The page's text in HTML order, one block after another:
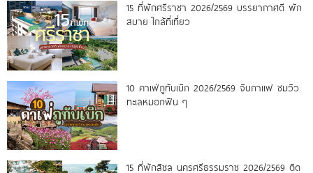
15 ที่พักศรีราชา 2026/2569 บรรยากาศดี พัก
สบาย ใกล้ที่เที่ยว
10 คาเฟ่ภูทับเบิก 2026/2569 จิบกาแฟ ชมวิว
ทะเลหมอกฟิน ๆ
15 ที่พักสิชล นครศรีธรรมราช 2026/2569 ติด